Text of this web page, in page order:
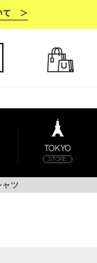
て ＞
TOKYO
STORE
ャツ